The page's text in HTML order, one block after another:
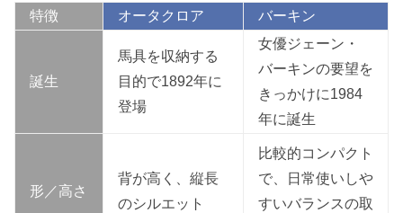
特徴 オータクロア バーキン
誕生
馬具を収納する
目的で1892年に
登場
女優ジェーン・
バーキンの要望を
きっかけに1984
年に誕生
形／高さ
背が高く、縦長
のシルエット
比較的コンパクト
で、日常使いしや
すいバランスの取